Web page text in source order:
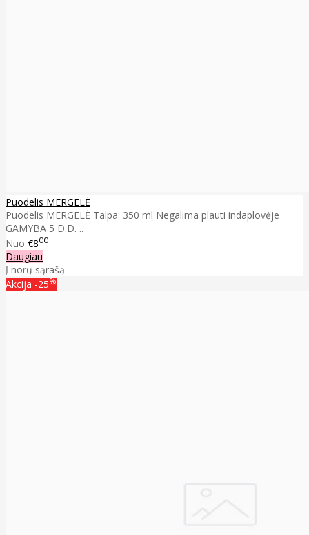
Puodelis MERGELĖ
Puodelis MERGELĖ Talpa: 350 ml Negalima plauti indaplovėje
GAMYBA 5 D.D. ..
Nuo €800
Daugiau
Į norų sąrašą
Akcija -25%